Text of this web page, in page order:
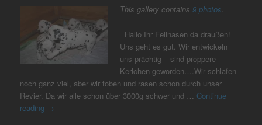
This gallery contains9 photos.
Hallo Ihr Fellnasen da draußen!
Uns geht es gut. Wir entwickeln
uns prächtig – sind proppere
Kerlchen geworden….Wir schlafen
noch ganz viel, aber wir toben und rasen schon durch unser
Revier. Da wir alle schon über 3000g schwer und … Continue
reading →